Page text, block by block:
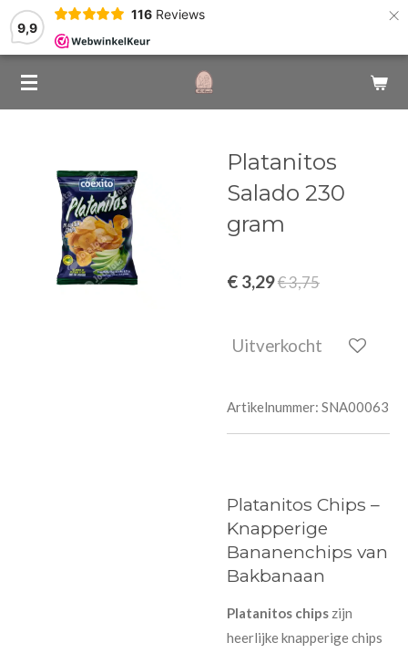
9,9
116 Reviews ×
Platanitos
Salado 230
gram
€ 3,29€ 3,75
Uitverkocht
Artikelnummer: SNA00063
Platanitos Chips –
Knapperige
Bananenchips van
Bakbanaan
Platanitos chips zijn
heerlijke knapperige chips